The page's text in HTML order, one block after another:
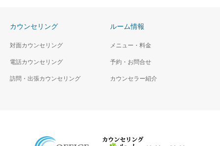
カウンセリング
対面カウンセリング
電話カウンセリング
訪問・出張カウンセリング
ルーム情報
メニュー・料金
予約・お問合せ
カウンセラー紹介